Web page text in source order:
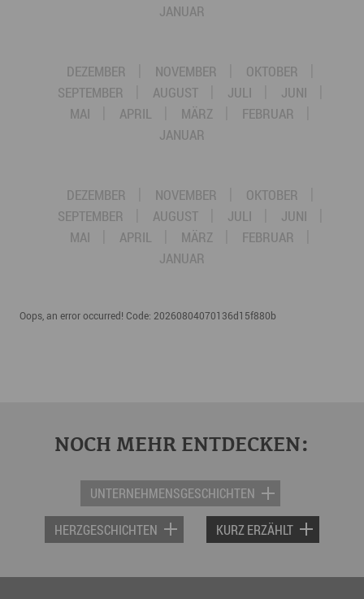
JANUAR
DEZEMBER NOVEMBER
OKTOBER
SEPTEMBER
AUGUST JULI
JUNI
MAI
APRIL MÄRZ
FEBRUAR
JANUAR
DEZEMBER NOVEMBER
OKTOBER
SEPTEMBER
AUGUST JULI
JUNI
MAI
APRIL MÄRZ
FEBRUAR
JANUAR
Oops, an error occurred! Code: 20260804070136d15f880b
NOCH MEHR ENTDECKEN:
UNTERNEHMENSGESCHICHTEN
HERZGESCHICHTEN KURZ ERZÄHLT